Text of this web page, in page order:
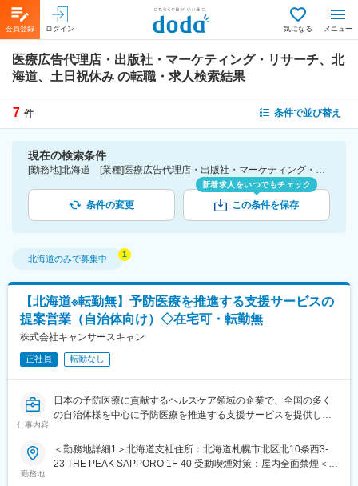
会員登録 ログイン 気になる メニュー
医療広告代理店・出版社・マーケティング・リサーチ、北
海道、土日祝休み の転職・求人検索結果
7 件 条件で並び替え
現在の検索条件
[勤務地]北海道 [業種]医療広告代理店・出版社・マーケティング・リサーチ-医薬品・医療機器・ライフサイエンス・医療系サービス [詳細条件](休日・働き方)土日祝休み
条件の変更
新着求人をいつでもチェック
この条件を保存
北海道のみで募集中
【北海道※転勤無】予防医療を推進する支援サービスの
提案営業（自治体向け）◇在宅可・転勤無
株式会社キャンサースキャン
正社員 転勤なし
仕事内容
日本の予防医療に貢献するヘルスケア領域の企業で、全国の多く
の自治体様を中心に予防医療を推進する支援サービスを提供して
■業務内容：
勤務地
＜勤務地詳細1＞北海道支社住所：北海道札幌市北区北10条西3-
23 THE PEAK SAPPORO 1F-40 受動喫煙対策：屋内全面禁煙＜勤